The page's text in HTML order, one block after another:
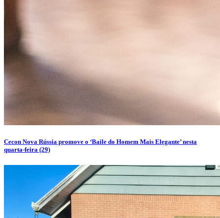
Cecon Nova Rússia promove o ‘Baile do Homem Mais Elegante’ nesta
quarta-feira (29)